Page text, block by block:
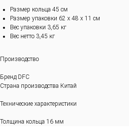
Размер кольца 45 см
Размер упаковки 62 х 48 х 11 см
Вес упаковки 3,65 кг
Вес нетто 3,45 кг
Производство
Бренд DFC
Страна производства Китай
Технические характеристики
Толщина кольца 16 мм